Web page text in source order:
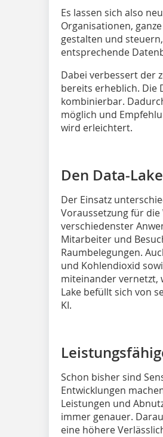
Es lassen sich also
Organisationen,
gestalten und
entsprechende
Dabei verbessert der
bereits erheblich. Die
kombinierbar.
möglich und
wird erleichtert.
Den Data-
Der Einsatz
Voraussetzung für
verschiedenster
Mitarbeiter und
Raumbelegungen.
und Kohlendioxid
miteinander vernetzt,
Lake befüllt sich von
KI.
Schon bisher sind
Entwicklungen
Leistungen und
immer genauer.
eine höhere